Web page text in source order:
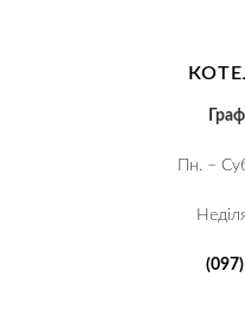
Пн. –